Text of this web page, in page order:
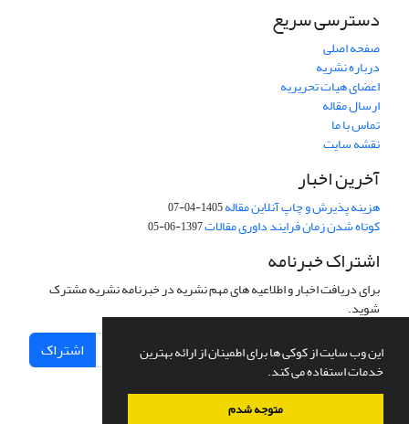
این وب سایت از کوکی ها برای اطمینان از ارائه بهترین
خدمات استفاده می کند.
متوجه شدم
دسترسی سریع
صفحه اصلی
درباره نشریه
اعضای هیات تحریریه
ارسال مقاله
تماس با ما
نقشه سایت
آخرین اخبار
هزینه پذیرش و چاپ آنلاین مقاله1405-04-07
کوتاه شدن زمان فرایند داوری مقالات1397-06-05
اشتراک خبرنامه
برای دریافت اخبار و اطلاعیه های مهم نشریه در خبرنامه نشریه مشترک
شوید.
اشتراک